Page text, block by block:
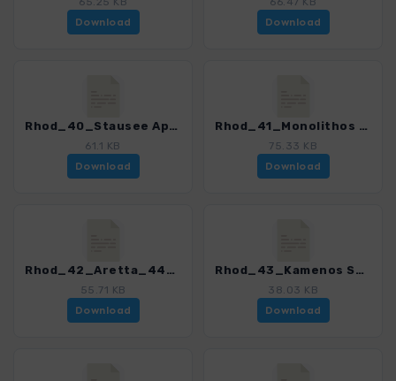
Download
Download
Rhod_40_Stausee Apolakkia_4485_2.gpx
61.1 KB
Download
Rhod_41_Monolithos Fourni_4485_2.gpx
75.33 KB
Download
Rhod_42_Aretta_4485_2.gpx
55.71 KB
Download
Rhod_43_Kamenos Spilios_4485_2.gpx
38.03 KB
Download